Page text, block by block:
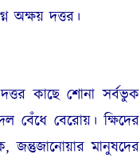
অক্ষয় দত্তর।
কাছে শোনা সর্বভুক
বেঁধে বেরোয়। ক্ষিদের
জন্তুজানোয়ার মানুষদের